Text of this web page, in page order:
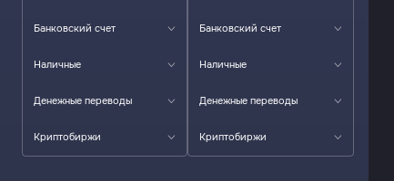
Банковский счет
Наличные
Денежные переводы
Криптобиржи
Банковский счет
Наличные
Денежные переводы
Криптобиржи